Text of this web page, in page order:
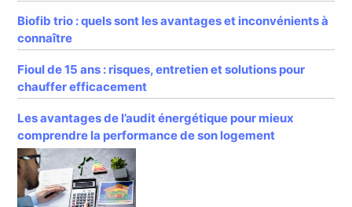
Biofib trio : quels sont les avantages et inconvénients à
connaître
Fioul de 15 ans : risques, entretien et solutions pour
chauffer efficacement
Les avantages de l’audit énergétique pour mieux
comprendre la performance de son logement